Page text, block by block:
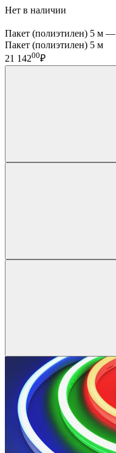
Нет в наличии
Пакет (полиэтилен) 5 м —
Пакет (полиэтилен) 5 м
21 14200₽